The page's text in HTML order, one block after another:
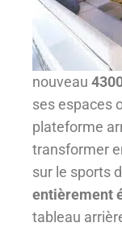
nouveau
ses espaces
plateforme
transformer
sur le sports
entièrement
tableau